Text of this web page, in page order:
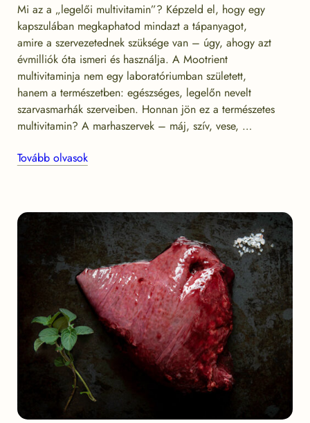
Mi az a „legelői multivitamin”? Képzeld el, hogy egy
kapszulában megkaphatod mindazt a tápanyagot,
amire a szervezetednek szüksége van – úgy, ahogy azt
évmilliók óta ismeri és használja. A Mootrient
multivitaminja nem egy laboratóriumban született,
hanem a természetben: egészséges, legelőn nevelt
szarvasmarhák szerveiben. Honnan jön ez a természetes
multivitamin? A marhaszervek – máj, szív, vese, …
Tovább olvasok